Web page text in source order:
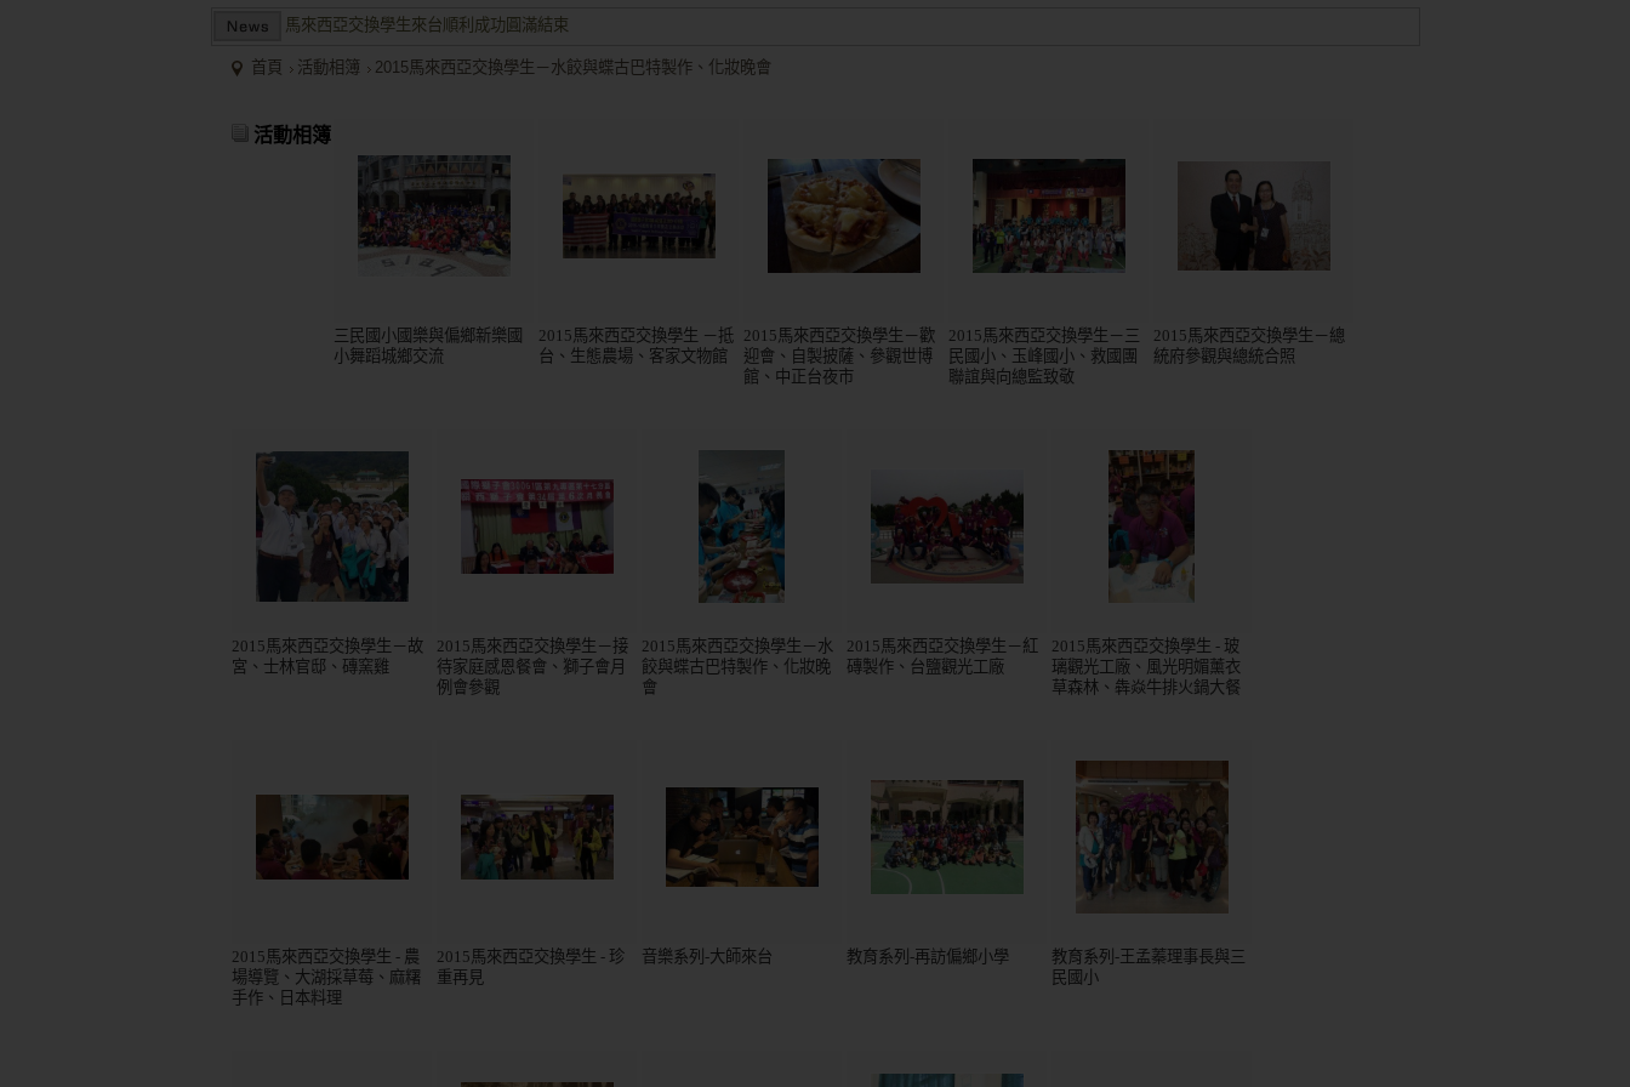
馬來西亞交換學生來台順利成功圓滿結束
兩岸商業投資考察團於大陸多地受到盛大歡迎並且已有多個項目落地、對接
馬來西亞交換學生來台順利成功圓滿結束
兩岸商業投資考察團於大陸多地受到盛大歡迎並且已有多個項目落地、對接
首頁 活動相簿 2015馬來西亞交換學生－水餃與蝶古巴特製作、化妝晚會
活動相簿
三民國小國樂與偏鄉新樂國
小舞蹈城鄉交流
2015馬來西亞交換學生 －抵
台、生態農場、客家文物館
2015馬來西亞交換學生－歡
迎會、自製披薩、參觀世博
館、中正台夜市
2015馬來西亞交換學生－三
民國小、玉峰國小、救國團
聯誼與向總監致敬
2015馬來西亞交換學生－總
統府參觀與總統合照
2015馬來西亞交換學生－故
宮、士林官邸、磚窯雞
2015馬來西亞交換學生－接
待家庭感恩餐會、獅子會月
例會參觀
2015馬來西亞交換學生－水
餃與蝶古巴特製作、化妝晚
會
2015馬來西亞交換學生－紅
磚製作、台鹽觀光工廠
2015馬來西亞交換學生 - 玻
璃觀光工廠、風光明媚薰衣
草森林、犇焱牛排火鍋大餐
2015馬來西亞交換學生 - 農
場導覽、大湖採草莓、麻糬
手作、日本料理
2015馬來西亞交換學生 - 珍
重再見
音樂系列-大師來台 教育系列-再訪偏鄉小學
教育系列-王孟蓁理事長與三
民國小